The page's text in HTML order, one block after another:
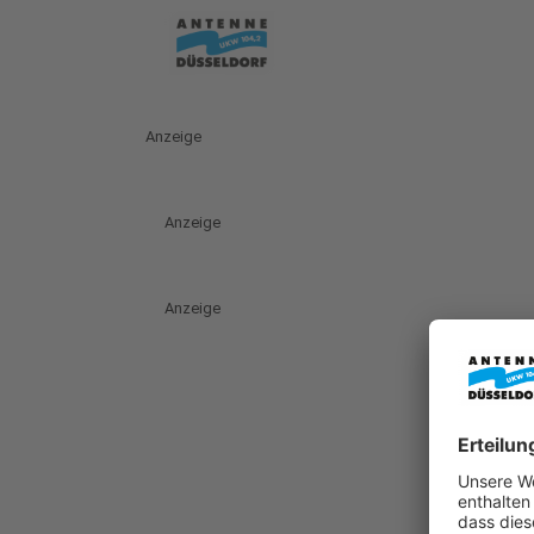
Anzeige
Anzeige
Anzeige